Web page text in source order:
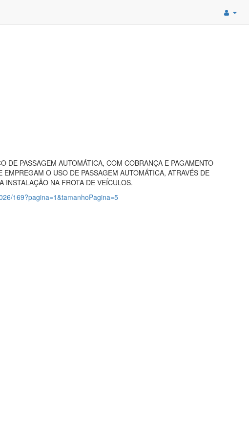
DE PASSAGEM AUTOMÁTICA, COM COBRANÇA E PAGAMENTO
O USO DE PASSAGEM AUTOMÁTICA, ATRAVÉS DE
INSTALAÇÃO NA FROTA DE VEÍCULOS.
169?pagina=1&tamanhoPagina=5